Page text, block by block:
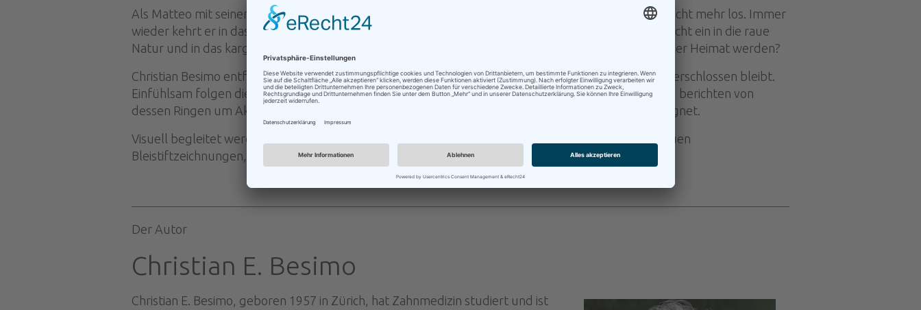
Als Matteo mit seinen Studienkollegen das Heimattal seiner Vorfahren besucht, lässt es ihn fortan nicht mehr los. Immer
wieder kehrt er in das schroffe Tal im Süden zurück, erkundet die unwegsamen Berghänge und taucht ein in die raue
Natur und in das karge, zurückgezogene Leben der Menschen. Kann das Tal seiner Familie je zu seiner Heimat werden?
Christian Besimo entführt in seinem neuen Buch in eine archaische Welt, die den meisten Fremden verschlossen bleibt.
Einfühlsam folgen die Erzählungen der Suche eines Heimkehrenden nach den eigenen Wurzeln und berichten von
dessen Ringen um Akzeptanz im Tal seiner Vorfahren, das ihm, dem Fremden, mit Schweigen begegnet.
Visuell begleitet werden die einzelnen Geschichten von Christian Besimos filigranen und detailgenauen
Bleistiftzeichnungen, die der Autor auch in Ausstellungen zeigt.
Der Autor
Christian E. Besimo
Christian E. Besimo, geboren 1957 in Zürich, hat Zahnmedizin studiert und ist